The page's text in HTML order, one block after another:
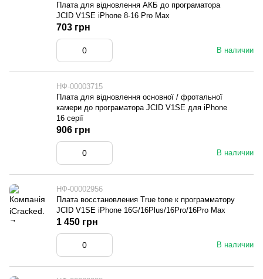
Плата для відновлення АКБ до програматора
JCID V1SE iPhone 8-16 Pro Max
В наличии
703 грн
НФ-00003715
Плата для відновлення основної / фротальної
камери до програматора JCID V1SE для iPhone
16 серії
В наличии
906 грн
НФ-00002956
Плата восстановления True tone к программатору
JCID V1SE iPhone 16G/16Plus/16Pro/16Pro Max
В наличии
1 450 грн